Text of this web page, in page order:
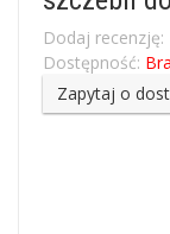
Dodaj recenzję:
Dostępność:
Zapytaj o